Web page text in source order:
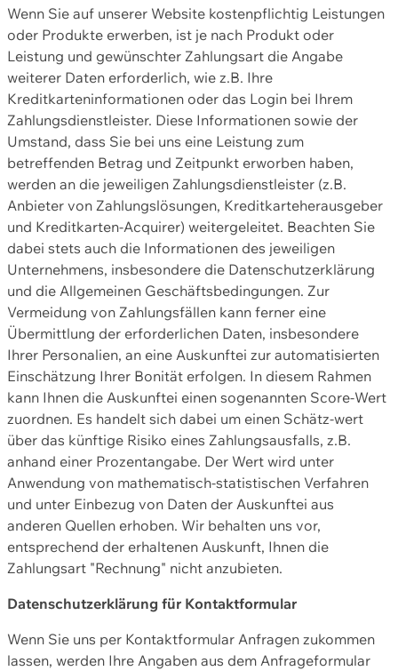
Wenn Sie auf unserer Website kostenpflichtig Leistungen
oder Produkte erwerben, ist je nach Produkt oder
Leistung und gewünschter Zahlungsart die Angabe
weiterer Daten erforderlich, wie z.B. Ihre
Kreditkarteninformationen oder das Login bei Ihrem
Zahlungsdienstleister. Diese Informationen sowie der
Umstand, dass Sie bei uns eine Leistung zum
betreffenden Betrag und Zeitpunkt erworben haben,
werden an die jeweiligen Zahlungsdienstleister (z.B.
Anbieter von Zahlungslösungen, Kreditkarteherausgeber
und Kreditkarten-Acquirer) weitergeleitet. Beachten Sie
dabei stets auch die Informationen des jeweiligen
Unternehmens, insbesondere die Datenschutzerklärung
und die Allgemeinen Geschäftsbedingungen. Zur
Vermeidung von Zahlungsfällen kann ferner eine
Übermittlung der erforderlichen Daten, insbesondere
Ihrer Personalien, an eine Auskunftei zur automatisierten
Einschätzung Ihrer Bonität erfolgen. In diesem Rahmen
kann Ihnen die Auskunftei einen sogenannten Score-Wert
zuordnen. Es handelt sich dabei um einen Schätz-wert
über das künftige Risiko eines Zahlungsausfalls, z.B.
anhand einer Prozentangabe. Der Wert wird unter
Anwendung von mathematisch-statistischen Verfahren
und unter Einbezug von Daten der Auskunftei aus
anderen Quellen erhoben. Wir behalten uns vor,
entsprechend der erhaltenen Auskunft, Ihnen die
Zahlungsart "Rechnung" nicht anzubieten.
Datenschutzerklärung für Kontaktformular
Wenn Sie uns per Kontaktformular Anfragen zukommen
lassen, werden Ihre Angaben aus dem Anfrageformular